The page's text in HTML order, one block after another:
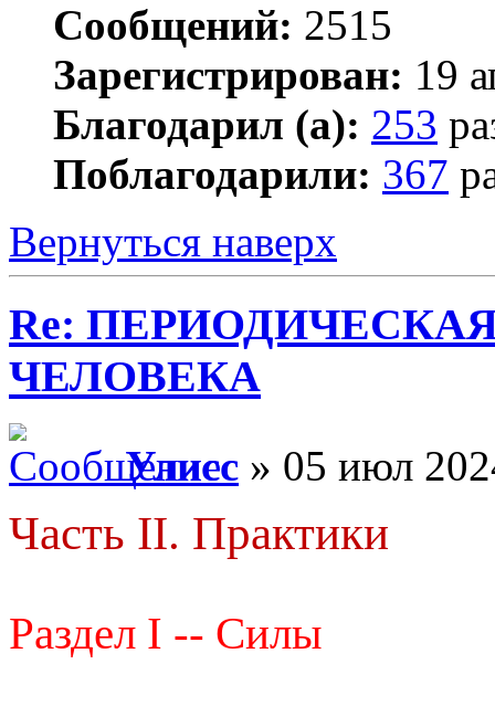
Сообщений: 2515
Зарегистрирован: 19
Благодарил (а): 253
Поблагодарили: 367
Вернуться наверх
Re:
ЧЕЛОВЕКА
Улисс » 05 июл
Часть II. Практики
Раздел I -- Силы